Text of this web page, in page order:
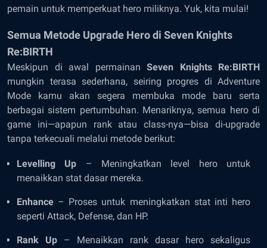
pemain untuk memperkuat hero miliknya. Yuk, kita mulai!
Semua Metode Upgrade Hero di Seven Knights
Re:BIRTH
Meskipun di awal permainan Seven Knights Re:BIRTH
mungkin terasa sederhana, seiring progres di Adventure
Mode kamu akan segera membuka mode baru serta
berbagai sistem pertumbuhan. Menariknya, semua hero di
game ini—apapun rank atau class-nya—bisa di-upgrade
tanpa terkecuali melalui metode berikut:
Levelling Up – Meningkatkan level hero untuk
menaikkan stat dasar mereka.
Enhance – Proses untuk meningkatkan stat inti hero
seperti Attack, Defense, dan HP.
Rank Up – Menaikkan rank dasar hero sekaligus